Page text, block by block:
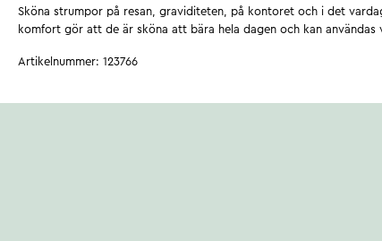
Sköna strumpor på resan, graviditeten, på kontoret och i det
komfort gör att de är sköna att bära hela dagen och kan användas
Artikelnummer: 123766